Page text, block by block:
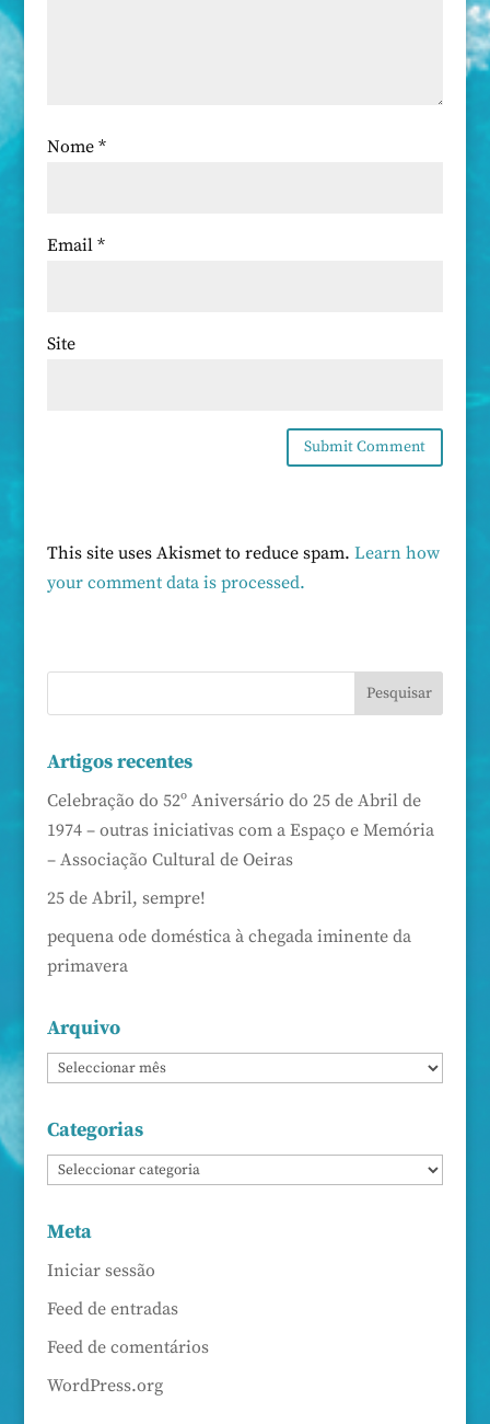
Nome *
Email *
Site
This site uses Akismet to reduce spam. Learn how
your comment data is processed.
Artigos recentes
Celebração do 52º Aniversário do 25 de Abril de
1974 – outras iniciativas com a Espaço e Memória
– Associação Cultural de Oeiras
25 de Abril, sempre!
pequena ode doméstica à chegada iminente da
primavera
Arquivo
Categorias
Meta
Iniciar sessão
Feed de entradas
Feed de comentários
WordPress.org